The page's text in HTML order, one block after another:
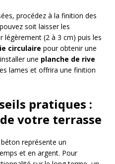
procédez à la finition des
soit laisser les
légèrement (2 à 3 cm) puis les
circulaire pour obtenir une
une planche de rive
lames et offrira une finition
pratiques :
votre terrasse
représente un
et en argent. Pour